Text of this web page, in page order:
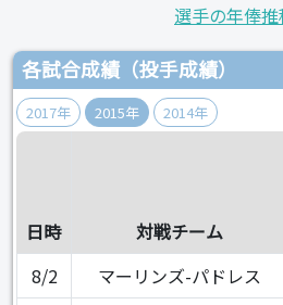
選手の年俸
各試合成績（投手成績）
2017年 2015年 2014年
日時 対戦チーム
8/2
マーリンズ-パドレス